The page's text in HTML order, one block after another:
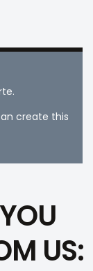
create this
US: